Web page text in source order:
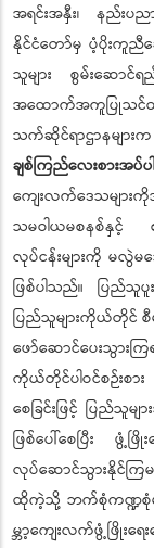
အရင်းအနှီး၊ နည်းပ
နိုင်ငံတော်မှ ပံ့ပိုးကူညီ
သူများ စွမ်းဆောင်
အထောက်အကူပြုသင်တ
သက်ဆိုင်ရာဌာနများ
ချစ်ကြည်လေးစားအပ်
ကျေးလက်ဒေသမျာ
သမဝါယမစနစ်နှင့် စု
လုပ်ငန်းများကို မလွဲ
ဖြစ်ပါသည်။ ပြည်သူပူး
ပြည်သူများကိုယ်တိုင် စီ
ဖော်ဆောင်ပေးသွာ
ကိုယ်တိုင်ပါဝင်စဉ်းစ
စေခြင်းဖြင့် ပြည်သူမ
ဖြစ်ပေါ်စေပြီး ဖွံ့ဖ
လုပ်ဆောင်သွားနိုင်ကြ
ထိုကဲ့သို့ ဘက်စုံကဏ္ဍစုံမှ
မ္ဘာ့ကျေးလက်ဖွံ့ဖြိုးရ